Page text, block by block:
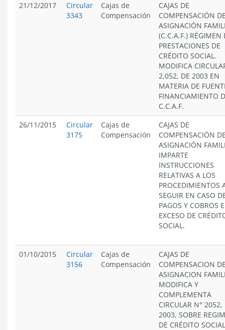
21/12/2017
Circular
3343
Cajas de
Compensación
CAJAS DE
COMPENSACIÓN
ASIGNACIÓN
(C.C.A.F.) RÉGIMEN
PRESTACIONES DE
CRÉDITO SOCIAL.
MODIFICA
2,052, DE 2003 EN
MATERIA DE
FINANCIAMIENTO
C.C.A.F.
26/11/2015
Circular
3175
Cajas de
Compensación
CAJAS DE
COMPENSACIÓN
ASIGNACIÓN
IMPARTE
INSTRUCCIONES
RELATIVAS A LOS
PROCEDIMIENTOS
SEGUIR EN CASO
PAGOS Y COBROS
EXCESO DE
SOCIAL.
01/10/2015
Circular
3156
Cajas de
Compensación
CAJAS DE
COMPENSACION
ASIGNACION
MODIFICA Y
COMPLEMENTA
CIRCULAR N° 2052,
2003, SOBRE
DE CRÉDITO